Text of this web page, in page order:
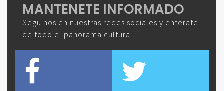
MANTENETE INFORMADO
Seguinos en nuestras redes sociales y enterate
de todo el panorama cultural.